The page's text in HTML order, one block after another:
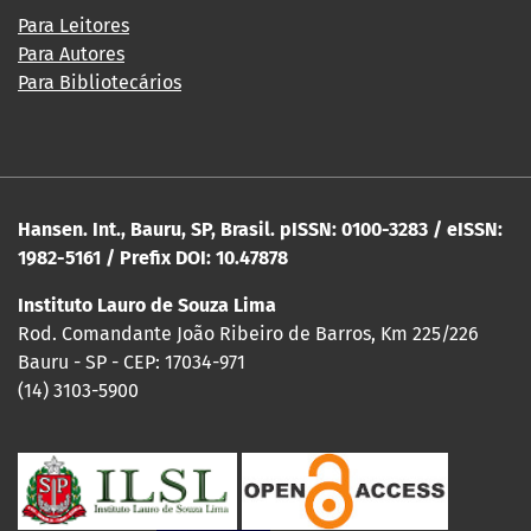
Para Leitores
Para Autores
Para Bibliotecários
Hansen. Int., Bauru, SP, Brasil. pISSN: 0100-3283 / eISSN:
1982-5161 / Prefix DOI: 10.47878
Instituto Lauro de Souza Lima
Rod. Comandante João Ribeiro de Barros, Km 225/226
Bauru - SP - CEP: 17034-971
(14) 3103-5900